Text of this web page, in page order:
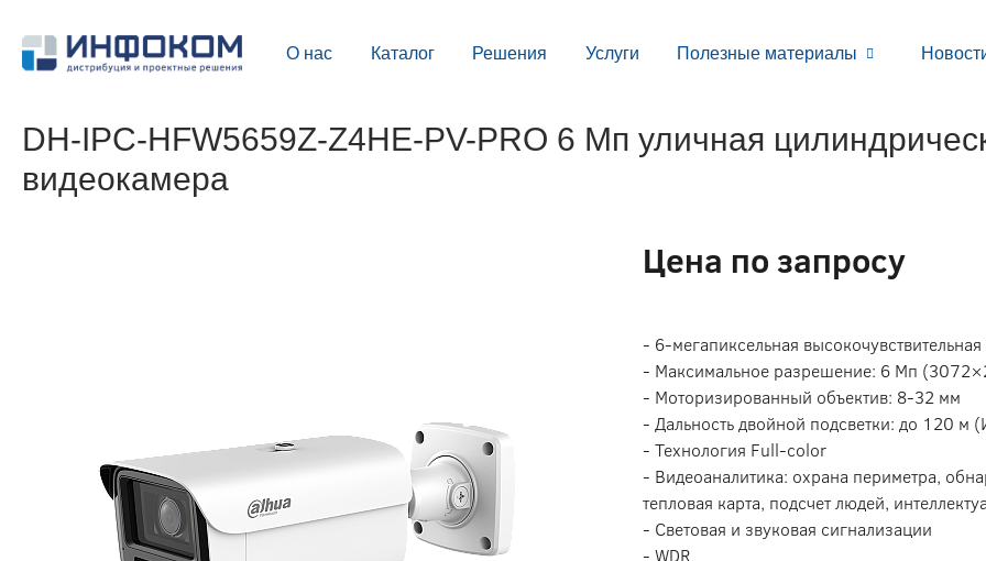
О нас Каталог Решения Услуги Полезные материалы
DH-IPC-HFW5659Z-Z4HE-PV-PRO 6 Мп уличная
видеокамера
Цена по запросу
- 6-мегапиксельная
- Максимальное разрешение: 6 Мп
- Моторизированный объектив: 8-32 мм
- Дальность двойной подсветки: до 120 м
- Технология Full-color
- Видеоаналитика: охрана периметра,
тепловая карта, подсчет людей,
- Световая и звуковая сигнализации
- WDR